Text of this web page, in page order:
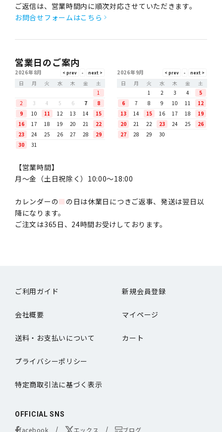
ご返信は、営業時間内に順次対応させていただきます。
お問合せフォームはこちら
営業日のご案内
2026年8月
日
月 火 水 木 金
土
1
2
3 4 5 6 7
8
9
10 11 12 13 14
15
16
17 18 19 20 21
22
23
24 25 26 27 28
29
30
31
2026年9月
日
月 火 水 木 金
土
1
2 3 4
5
6
7 8 9 10 11
12
13
14 15 16 17 18
19
20
21 22 23 24 25
26
27
28 29 30
【営業時間】
月〜金（土日祝除く）10:00～18:00
カレンダーの■ の日は休業日につきご返事、発送は翌日以
降になります。
ご注文は365日、24時間お受けしております。
ご利用ガイド 新規会員登録
会社概要 マイページ
送料・お支払いについて カート
プライバシーポリシー
特定商取引法に基づく表示
OFFICIAL SNS
facebook エックス ブログ